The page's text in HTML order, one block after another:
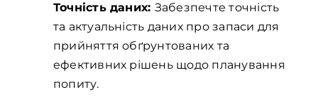
Точність даних: Забезпечте точність
та актуальність даних про запаси для
прийняття обґрунтованих та
ефективних рішень щодо планування
попиту.